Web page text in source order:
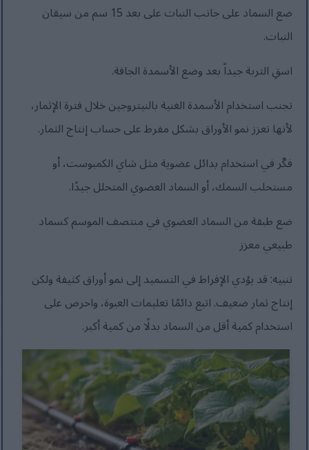
ضع السماد على جانب النبات على بعد 15 سم من سيقان
النبات.
اسقِ التربة جيداً بعد وضع الأسمدة الجافة.
تجنب استخدام الأسمدة الغنية بالنيتروجين خلال فترة الإثمار،
لأنها تعزز نمو الأوراق بشكل مفرط على حساب إنتاج الثمار.
فكّر في استخدام بدائل عضوية مثل شاي الكمبوست، أو
مستحلب السمك، أو السماد العضوي المتحلل جيدًا.
ضع طبقة من السماد العضوي في منتصف الموسم كسماد
طبيعي معزز
تنبيه: قد يؤدي الإفراط في التسميد إلى نمو أوراق كثيفة ولكن
إنتاج ثمار ضعيف. اتبع دائمًا تعليمات العبوة، واحرص على
استخدام كمية أقل من السماد بدلًا من كمية أكبر.